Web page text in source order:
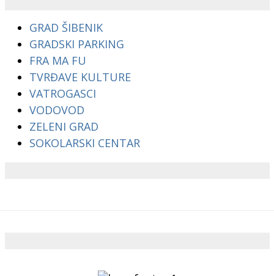
GRAD ŠIBENIK
GRADSKI PARKING
FRA MA FU
TVRĐAVE KULTURE
VATROGASCI
VODOVOD
ZELENI GRAD
SOKOLARSKI CENTAR